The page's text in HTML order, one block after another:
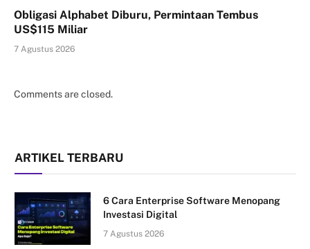
Obligasi Alphabet Diburu, Permintaan Tembus
US$115 Miliar
7 Agustus 2026
Comments are closed.
ARTIKEL TERBARU
6 Cara Enterprise Software Menopang
Investasi Digital
7 Agustus 2026